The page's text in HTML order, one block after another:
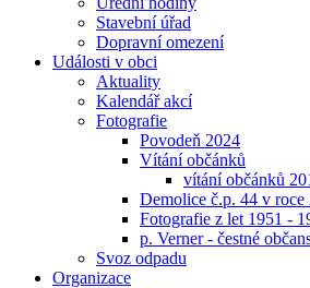
Stavební úřad
Dopravní omezení
Události v obci
Aktuality
Kalendář akcí
Fotografie
Povodeň 2024
Vítání občánků
vítání občánků
Demolice č.p. 44 v roce
Fotografie z let 1951 -
p. Verner - čestné
Svoz odpadu
Organizace